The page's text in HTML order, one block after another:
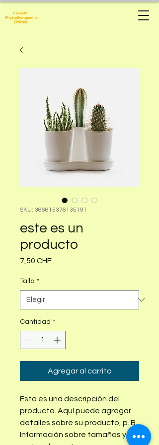
SKU: 366615376135191
este es un
producto
7,50 CHFPrecio
Talla *
Cantidad *
Agregar al carrito
Esta es una descripción del
producto. Aquí puede agregar
detalles sobre su producto, p. B.
Información sobre tamaños y